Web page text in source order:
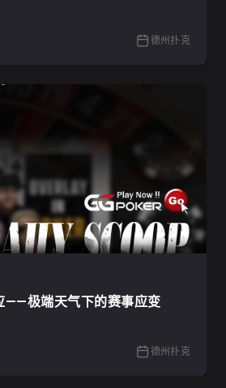
德州扑克
——极端天气下的赛事应变
德州扑克